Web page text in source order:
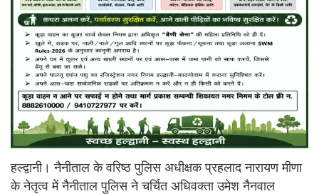
हल्द्वानी। नैनीताल के वरिष्ठ पुलिस अधीक्षक प्रहलाद नारायण मीणा
के नेतृत्व में नैनीताल पुलिस ने चर्चित अधिवक्ता उमेश नैनवाल